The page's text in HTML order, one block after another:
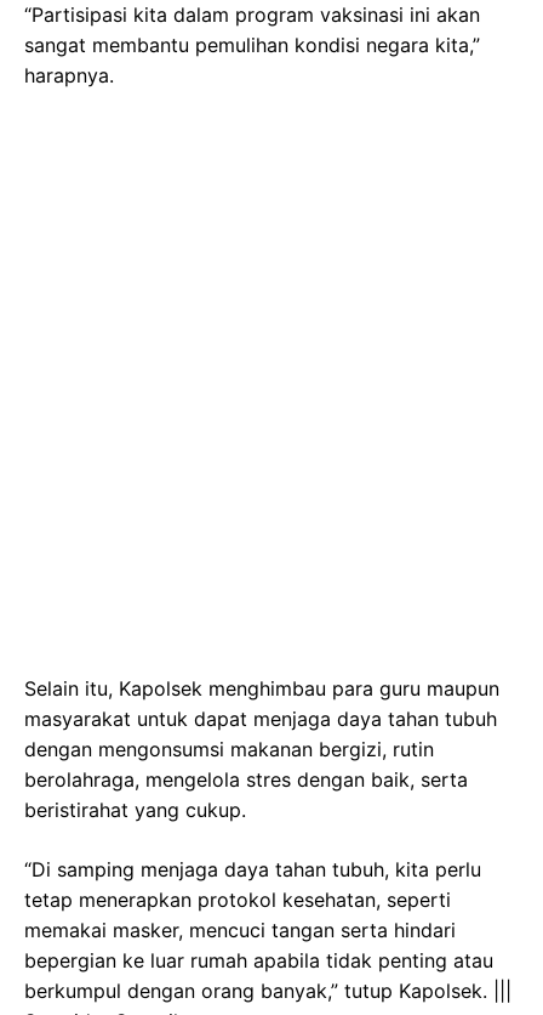
“Partisipasi kita dalam program vaksinasi ini akan
sangat membantu pemulihan kondisi negara kita,”
harapnya.
Selain itu, Kapolsek menghimbau para guru maupun
masyarakat untuk dapat menjaga daya tahan tubuh
dengan mengonsumsi makanan bergizi, rutin
berolahraga, mengelola stres dengan baik, serta
beristirahat yang cukup.
“Di samping menjaga daya tahan tubuh, kita perlu
tetap menerapkan protokol kesehatan, seperti
memakai masker, mencuci tangan serta hindari
bepergian ke luar rumah apabila tidak penting atau
berkumpul dengan orang banyak,” tutup Kapolsek. |||